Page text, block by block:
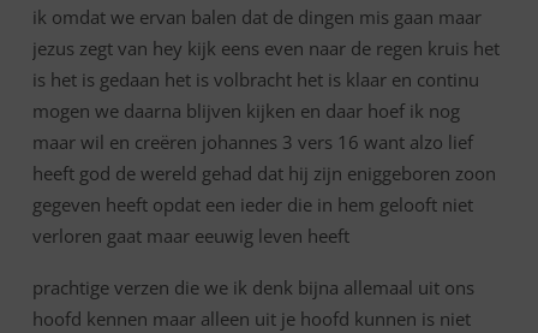
ik omdat we ervan balen dat de dingen mis gaan maar
jezus zegt van hey kijk eens even naar de regen kruis het
is het is gedaan het is volbracht het is klaar en continu
mogen we daarna blijven kijken en daar hoef ik nog
maar wil en creëren johannes 3 vers 16 want alzo lief
heeft god de wereld gehad dat hij zijn eniggeboren zoon
gegeven heeft opdat een ieder die in hem gelooft niet
verloren gaat maar eeuwig leven heeft
prachtige verzen die we ik denk bijna allemaal uit ons
hoofd kennen maar alleen uit je hoofd kunnen is niet